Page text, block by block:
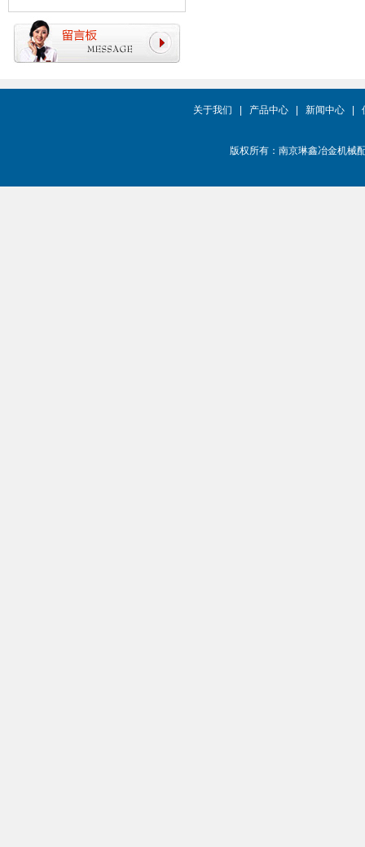
关于我们 产品中心| 新闻中心|
版权所有：南京琳鑫冶金机